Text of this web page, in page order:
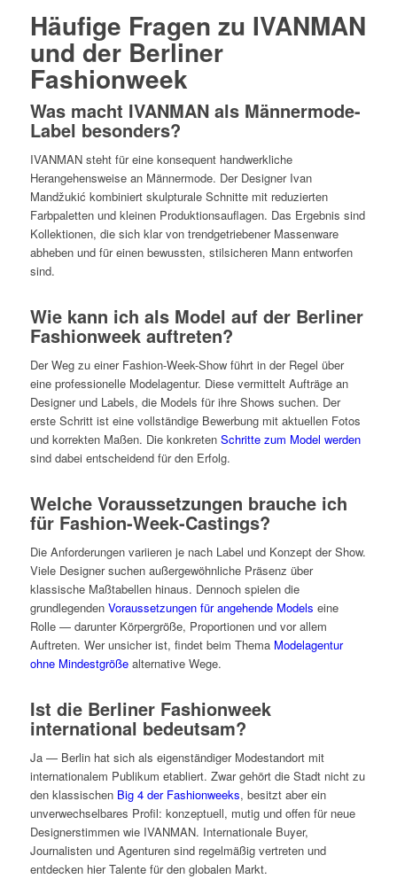
Häufige Fragen zu IVANMAN
und der Berliner
Fashionweek
Was macht IVANMAN als Männermode-
Label besonders?
IVANMAN steht für eine konsequent handwerkliche
Herangehensweise an Männermode. Der Designer Ivan
Mandžukić kombiniert skulpturale Schnitte mit reduzierten
Farbpaletten und kleinen Produktionsauflagen. Das Ergebnis sind
Kollektionen, die sich klar von trendgetriebener Massenware
abheben und für einen bewussten, stilsicheren Mann entworfen
sind.
Wie kann ich als Model auf der Berliner
Fashionweek auftreten?
Der Weg zu einer Fashion-Week-Show führt in der Regel über
eine professionelle Modelagentur. Diese vermittelt Aufträge an
Designer und Labels, die Models für ihre Shows suchen. Der
erste Schritt ist eine vollständige Bewerbung mit aktuellen Fotos
und korrekten Maßen. Die konkreten Schritte zum Model werden
sind dabei entscheidend für den Erfolg.
Welche Voraussetzungen brauche ich
für Fashion-Week-Castings?
Die Anforderungen variieren je nach Label und Konzept der Show.
Viele Designer suchen außergewöhnliche Präsenz über
klassische Maßtabellen hinaus. Dennoch spielen die
grundlegenden Voraussetzungen für angehende Models eine
Rolle — darunter Körpergröße, Proportionen und vor allem
Auftreten. Wer unsicher ist, findet beim Thema Modelagentur
ohne Mindestgrößealternative Wege.
Ist die Berliner Fashionweek
international bedeutsam?
Ja — Berlin hat sich als eigenständiger Modestandort mit
internationalem Publikum etabliert. Zwar gehört die Stadt nicht zu
den klassischen Big 4 der Fashionweeks, besitzt aber ein
unverwechselbares Profil: konzeptuell, mutig und offen für neue
Designerstimmen wie IVANMAN. Internationale Buyer,
Journalisten und Agenturen sind regelmäßig vertreten und
entdecken hier Talente für den globalen Markt.